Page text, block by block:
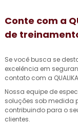
Conte com a
de
Se você busca se
excelência em
contato com a
Nossa equipe de
soluções sob medida
contribuindo para o
clientes.